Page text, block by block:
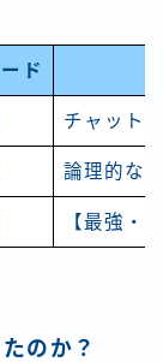
ド
チャット
論理的な
【最強・
のか？